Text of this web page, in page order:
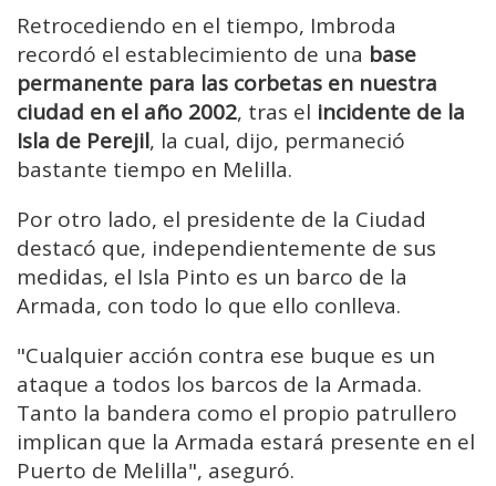
Retrocediendo en el tiempo, Imbroda
recordó el establecimiento de una base
permanente para las corbetas en nuestra
ciudad en el año 2002, tras el incidente de la
Isla de Perejil, la cual, dijo, permaneció
bastante tiempo en Melilla.
Por otro lado, el presidente de la Ciudad
destacó que, independientemente de sus
medidas, el Isla Pinto es un barco de la
Armada, con todo lo que ello conlleva.
"Cualquier acción contra ese buque es un
ataque a todos los barcos de la Armada.
Tanto la bandera como el propio patrullero
implican que la Armada estará presente en el
Puerto de Melilla", aseguró.